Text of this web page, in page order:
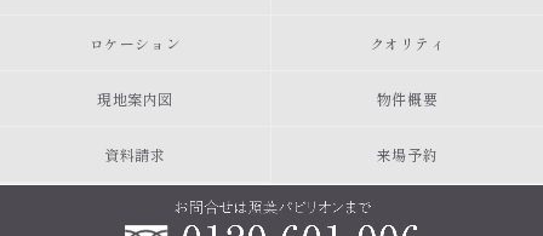
ロケーション クオリティ
現地案内図 物件概要
資料請求 来場予約